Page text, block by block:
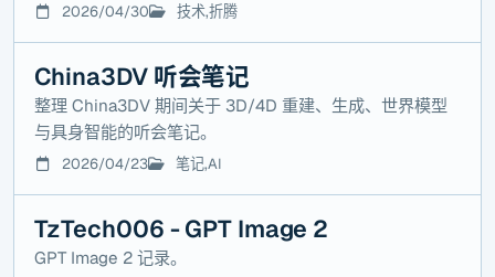
2026/04/30 技术,折腾
China3DV 听会笔记
整理 China3DV 期间关于 3D/4D 重建、生成、世界模型
与具身智能的听会笔记。
2026/04/23 笔记,AI
TzTech006 - GPT Image 2
GPT Image 2 记录。